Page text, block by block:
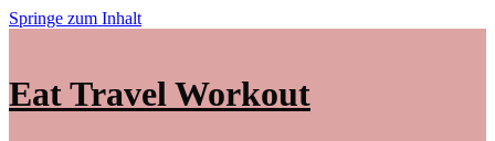
Springe zum Inhalt
Eat Travel Workout